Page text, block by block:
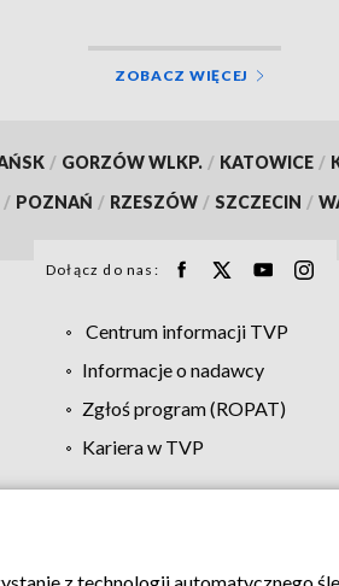
ZOBACZ WIĘCEJ
/ GORZÓW WLKP. / KATOWICE /
/ POZNAŃ / RZESZÓW / SZCZECIN /
Dołącz do nas:
Centrum informacji TVP
Informacje o nadawcy
Zgłoś program (ROPAT)
Kariera w TVP
Moje zgody Pomoc